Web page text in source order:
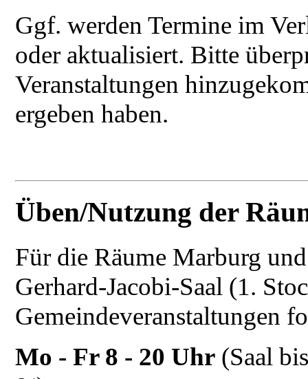
Ggf. werden Termine im
oder aktualisiert. Bitte
Veranstaltungen
ergeben haben.
Üben/Nutzung der
Für die Räume Marburg
Gerhard-Jacobi-Saal (1.
Gemeindeveranstaltungen
Mo - Fr 8 - 20 Uhr (Saal